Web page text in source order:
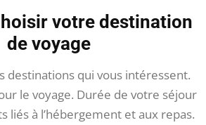
votre destination
de voyage
destinations qui vous intéressent.
le voyage. Durée de votre séjour
liés à l’hébergement et aux repas.